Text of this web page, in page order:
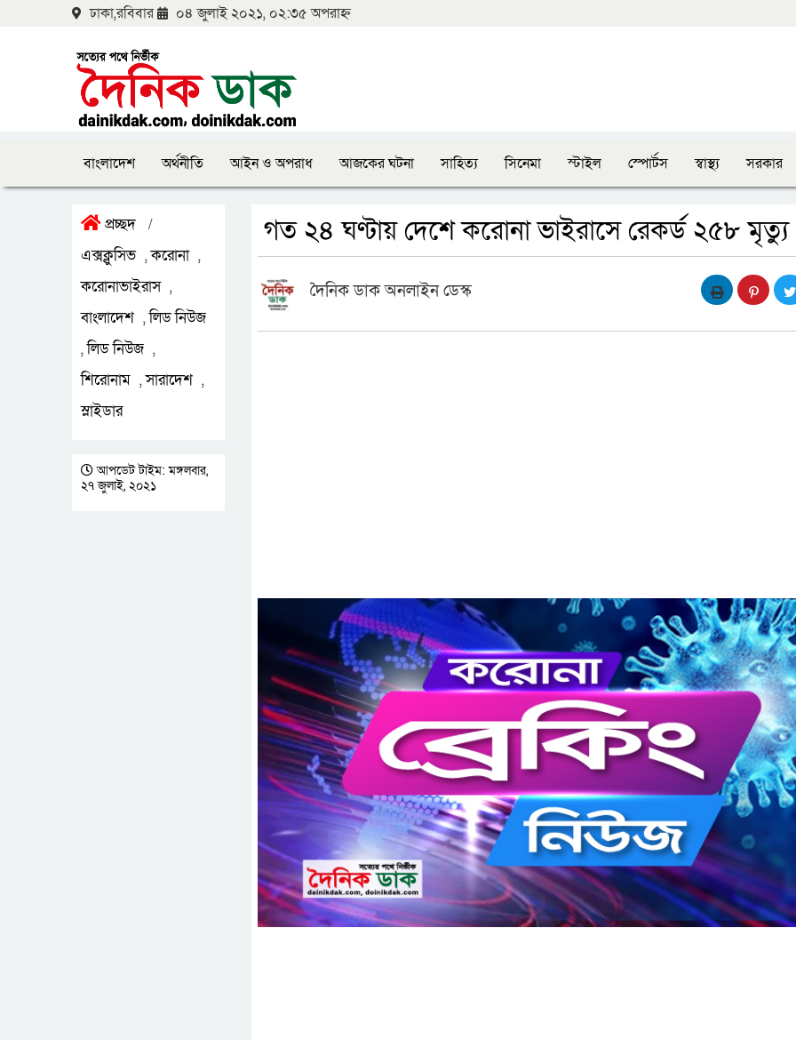
ঢাকা,রবিবার ০৪ জুলাই ২০২১, ০২:৩৫ অপরাহ্ন
বাংলাদেশ অর্থনীতি আইন ও অপরাধ আজকের ঘটনা সাহিত্য সিনেমা স্টাইল স্পোর্টস স্বাস্থ্য সরকার
প্রচ্ছদ /
এক্সক্লুসিভ ,করোনা ,
করোনাভাইরাস ,
বাংলাদেশ ,লিড নিউজ
,লিড নিউজ ,
শিরোনাম ,সারাদেশ ,
স্লাইডার
আপডেট টাইম: মঙ্গলবার,
২৭ জুলাই, ২০২১
গত ২৪ ঘণ্টায় দেশে করোনা ভাইরাসে রেকর্ড ২৫৮ মৃত্যু
দৈনিক ডাক অনলাইন ডেস্ক